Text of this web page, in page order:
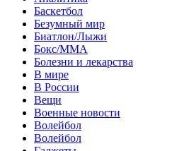
Баскетбол
Безумный мир
Биатлон/Лыжи
Бокс/MMA
Болезни и лекарства
В мире
В России
Вещи
Военные новости
Волейбол
Волейбол